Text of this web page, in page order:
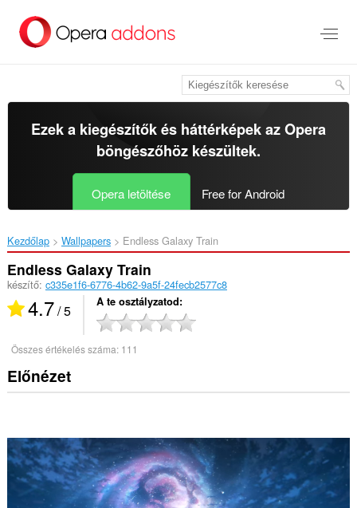
Ezek a kiegészítők és háttérképek azOpera
böngészőhözkészültek.
Opera letöltése Free for Android
Kezdőlap Wallpapers Endless Galaxy Train‎
Endless Galaxy Train
készítő: c335e1f6-6776-4b62-9a5f-24fecb2577c8
4.7/ 5 A te osztályzatod
Összes értékelés száma: 111
Előnézet